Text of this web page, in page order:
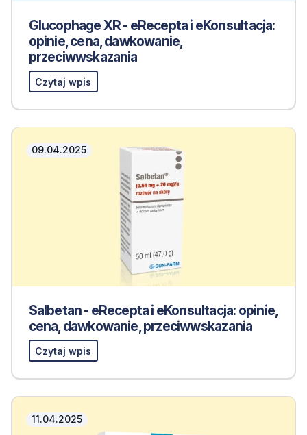
Glucophage XR - eRecepta i eKonsultacja:
opinie, cena, dawkowanie,
przeciwwskazania
Czytaj wpis
09.04.2025
Salbetan - eRecepta i eKonsultacja: opinie,
cena, dawkowanie, przeciwwskazania
Czytaj wpis
11.04.2025